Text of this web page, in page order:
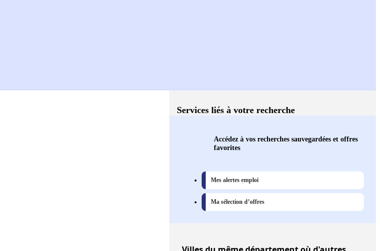
Services liés à votre recherche
Accédez à vos recherches sauvegardées et offres
favorites
Mes alertes emploi
Ma sélection d’offres